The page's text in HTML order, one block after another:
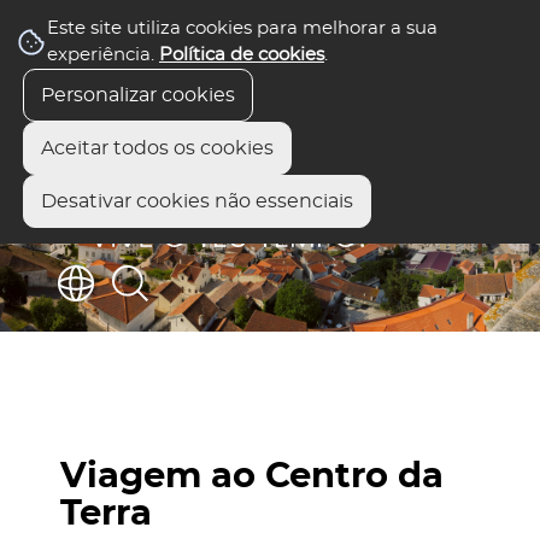
Este site utiliza cookies para melhorar a sua
experiência. Política de cookies.
Personalizar cookies
Aceitar todos os cookies
Desativar cookies não essenciais
Viagem ao Centro da
Terra